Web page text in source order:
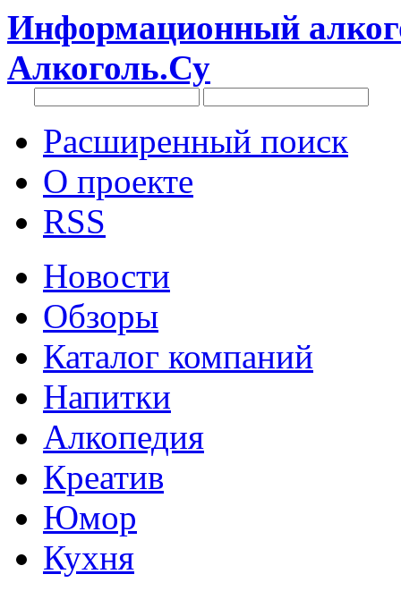
Информационный
Алкоголь.Су
Расширенный поиск
О проекте
RSS
Новости
Обзоры
Каталог компаний
Напитки
Алкопедия
Креатив
Юмор
Кухня